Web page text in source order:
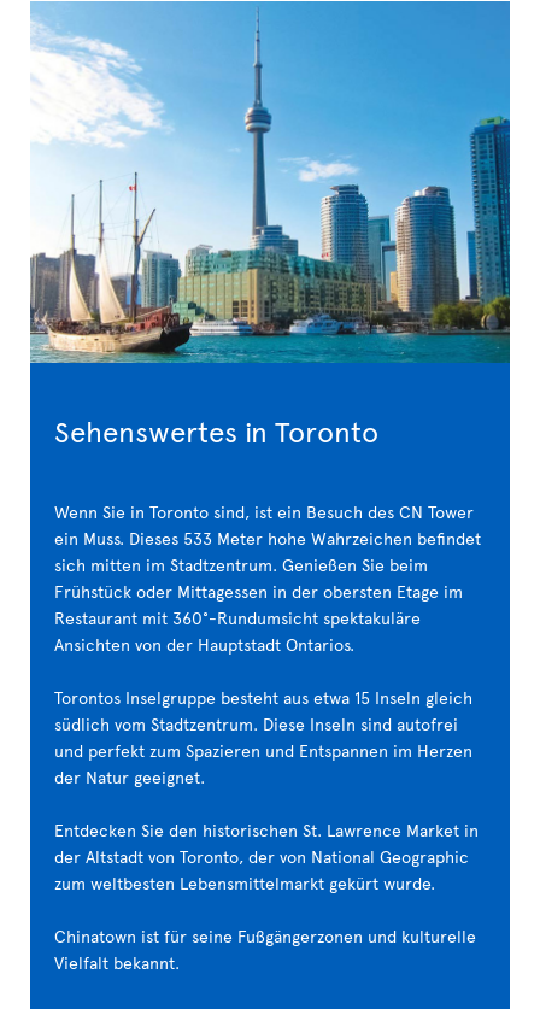
Sehenswertes in Toronto
Wenn Sie in Toronto sind, ist ein Besuch des CN Tower
ein Muss. Dieses 533 Meter hohe Wahrzeichen befindet
sich mitten im Stadtzentrum. Genießen Sie beim
Frühstück oder Mittagessen in der obersten Etage im
Restaurant mit 360°-Rundumsicht spektakuläre
Ansichten von der Hauptstadt Ontarios.
Torontos Inselgruppe besteht aus etwa 15 Inseln gleich
südlich vom Stadtzentrum. Diese Inseln sind autofrei
und perfekt zum Spazieren und Entspannen im Herzen
der Natur geeignet.
Entdecken Sie den historischen St. Lawrence Market in
der Altstadt von Toronto, der von National Geographic
zum weltbesten Lebensmittelmarkt gekürt wurde.
Chinatown ist für seine Fußgängerzonen und kulturelle
Vielfalt bekannt.